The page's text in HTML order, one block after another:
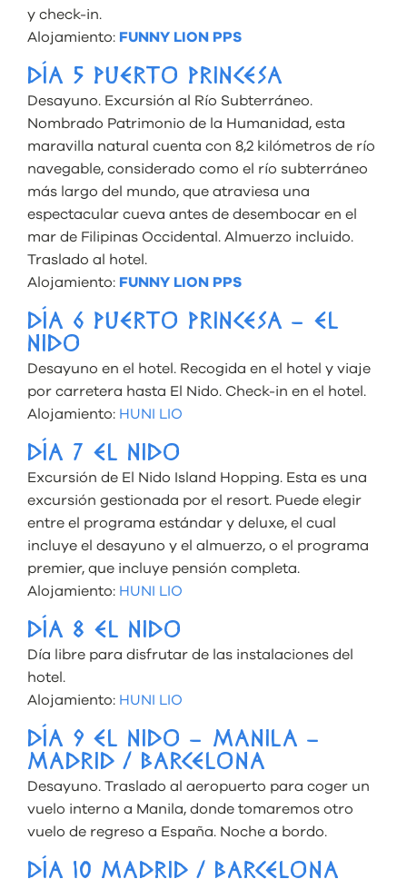
y check-in.
Alojamiento: FUNNY LION PPS
DÍA 5 PUERTO PRINCESA
Desayuno. Excursión al Río Subterráneo.
Nombrado Patrimonio de la Humanidad, esta
maravilla natural cuenta con 8,2 kilómetros de río
navegable, considerado como el río subterráneo
más largo del mundo, que atraviesa una
espectacular cueva antes de desembocar en el
mar de Filipinas Occidental. Almuerzo incluido.
Traslado al hotel.
Alojamiento: FUNNY LION PPS
DÍA 6 PUERTO PRINCESA – EL
NIDO
Desayuno en el hotel. Recogida en el hotel y viaje
por carretera hasta El Nido. Check-in en el hotel.
Alojamiento: HUNI LIO
DÍA 7 EL NIDO
Excursión de El Nido Island Hopping. Esta es una
excursión gestionada por el resort. Puede elegir
entre el programa estándar y deluxe, el cual
incluye el desayuno y el almuerzo, o el programa
premier, que incluye pensión completa.
Alojamiento: HUNI LIO
DÍA 8 EL NIDO
Día libre para disfrutar de las instalaciones del
hotel.
Alojamiento: HUNI LIO
DÍA 9 EL NIDO – MANILA –
MADRID / BARCELONA
Desayuno. Traslado al aeropuerto para coger un
vuelo interno a Manila, donde tomaremos otro
vuelo de regreso a España. Noche a bordo.